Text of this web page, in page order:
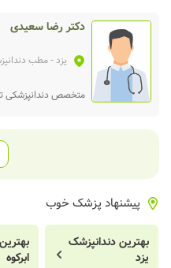
دکتر رضا سعیدی
یزد- مطب
متخصص دندانپزشکی
پیشنهاد پزشک خوب
بهترین دندانپزشک
یزد
ابرکوه